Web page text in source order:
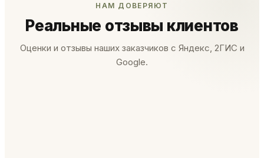
НАМ ДОВЕРЯЮТ
Реальные отзывы клиентов
Оценки и отзывы наших заказчиков с Яндекс, 2ГИС и
Google.